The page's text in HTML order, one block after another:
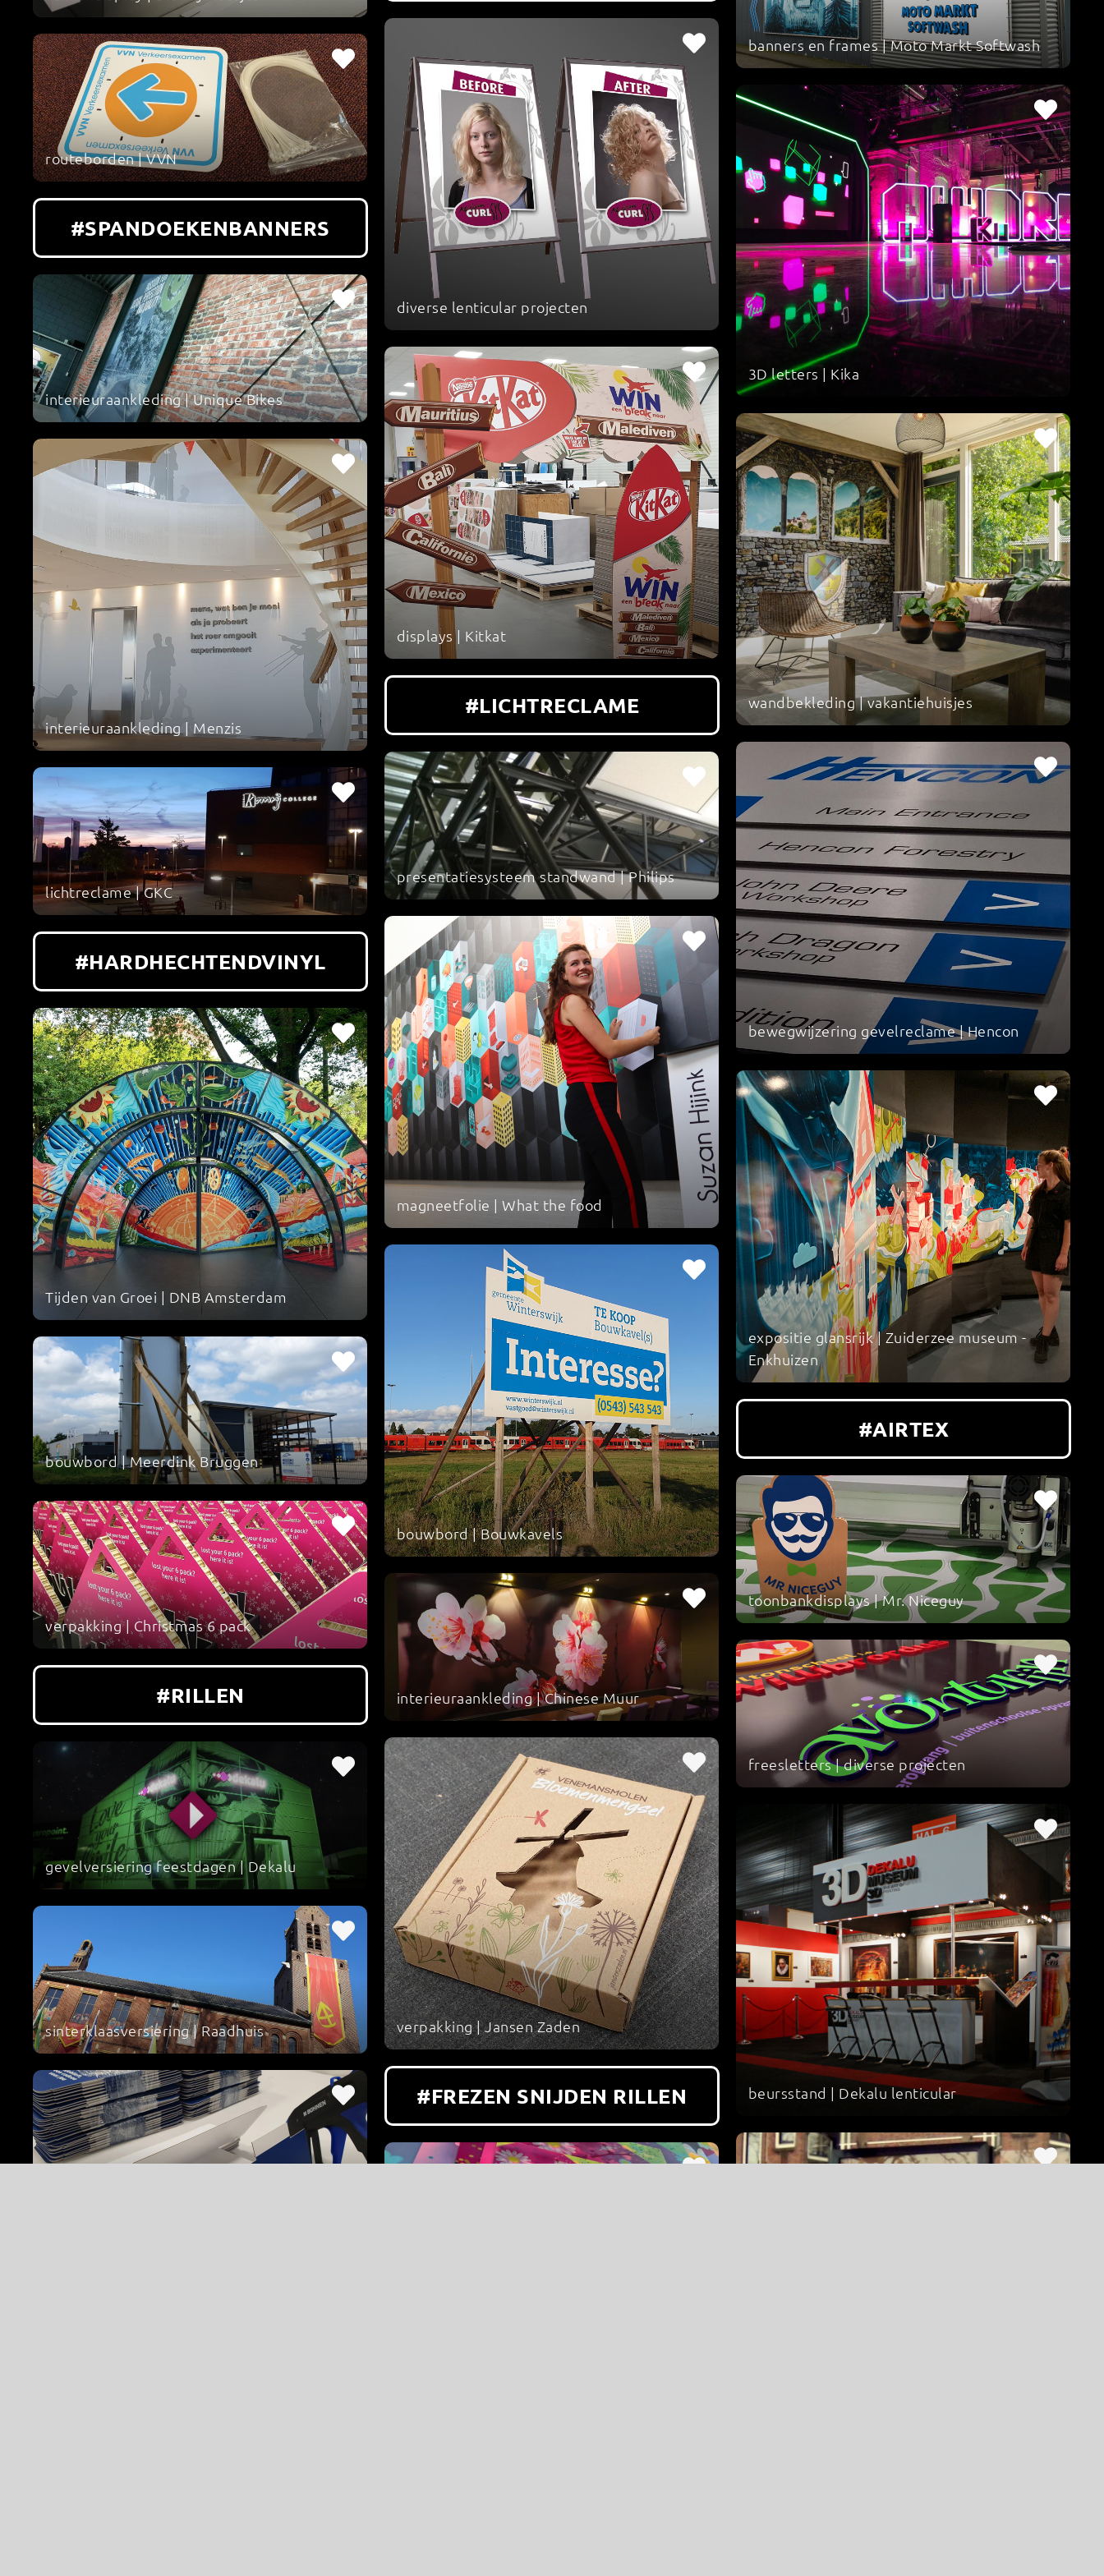
routeborden | VVN
#SPANDOEKENBANNERS
interieuraankleding | Unique Bikes
interieuraankleding | Menzis
lichtreclame | GKC
#HARDHECHTENDVINYL
Tijden van Groei | DNB Amsterdam
bouwbord | Meerdink Bruggen
verpakking | Christmas 6 pack
#RILLEN
gevelversiering feestdagen | Dekalu
sinterklaasversiering | Raadhuis
diverse lenticular projecten
displays | Kitkat
#LICHTRECLAME
presentatiesysteem standwand | Philips
magneetfolie | What the food
bouwbord | Bouwkavels
interieuraankleding | Chinese Muur
verpakking | Jansen Zaden
#FREZEN SNIJDEN RILLEN
banners en frames | Moto Markt Softwash
3D letters | Kika
wandbekleding | vakantiehuisjes
bewegwijzering gevelreclame | Hencon
expositie glansrijk | Zuiderzee museum -
Enkhuizen
#AIRTEX
toonbankdisplays | Mr. Niceguy
freesletters | diverse projecten
beursstand | Dekalu lenticular